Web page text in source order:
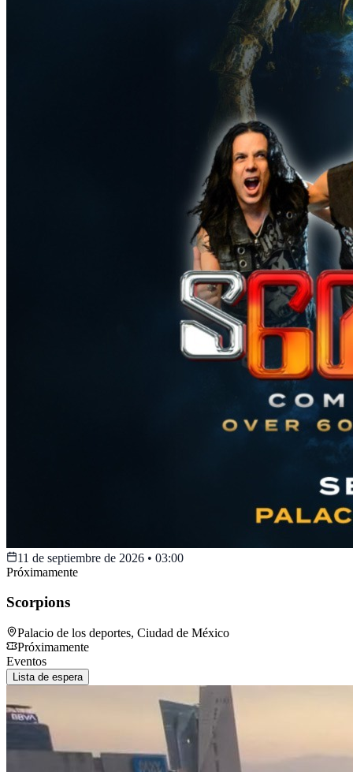
11 de septiembre de 2026 • 03:00
Próximamente
Scorpions
Palacio de los deportes, Ciudad de México
Próximamente
Eventos
Lista de espera